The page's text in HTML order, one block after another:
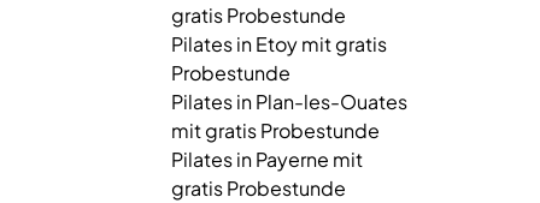
gratis Probestunde
Pilates in Etoy mit gratis
Probestunde
Pilates in Plan-les-Ouates
mit gratis Probestunde
Pilates in Payerne mit
gratis Probestunde